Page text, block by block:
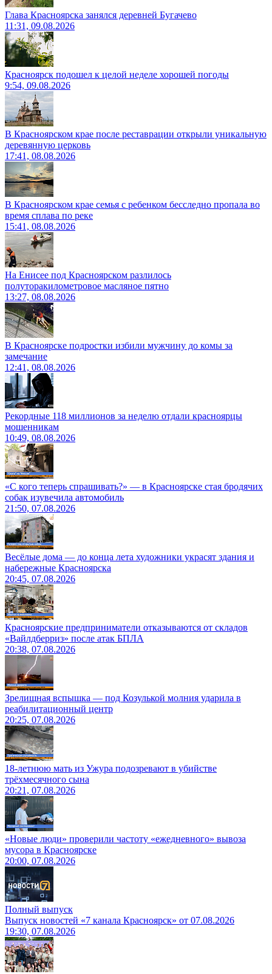
Глава Красноярска занялся деревней Бугачево
11:31, 09.08.2026
Красноярск подошел к целой неделе хорошей погоды
9:54, 09.08.2026
В Красноярском крае после реставрации открыли уникальную
деревянную церковь
17:41, 08.08.2026
В Красноярском крае семья с ребенком бесследно пропала во
время сплава по реке
15:41, 08.08.2026
На Енисее под Красноярском разлилось
полуторакилометровое масляное пятно
13:27, 08.08.2026
В Красноярске подростки избили мужчину до комы за
замечание
12:41, 08.08.2026
Рекордные 118 миллионов за неделю отдали красноярцы
мошенникам
10:49, 08.08.2026
«С кого теперь спрашивать?» — в Красноярске стая бродячих
собак изувечила автомобиль
21:50, 07.08.2026
Весёлые дома — до конца лета художники украсят здания и
набережные Красноярска
20:45, 07.08.2026
Красноярские предприниматели отказываются от складов
«Вайлдберриз» после атак БПЛА
20:38, 07.08.2026
Зрелищная вспышка — под Козулькой молния ударила в
реабилитационный центр
20:25, 07.08.2026
18-летнюю мать из Ужура подозревают в убийстве
трёхмесячного сына
20:21, 07.08.2026
«Новые люди» проверили частоту «ежедневного» вывоза
мусора в Красноярске
20:00, 07.08.2026
Полный выпуск
Выпуск новостей «7 канала Красноярск» от 07.08.2026
19:30, 07.08.2026